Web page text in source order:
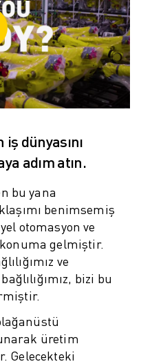
MAKINELERI
dünyasını
adım atın.
bu yana
benimsemiş
otomasyon ve
gelmiştir.
ve
bizi bu
üretim
Gelecekteki